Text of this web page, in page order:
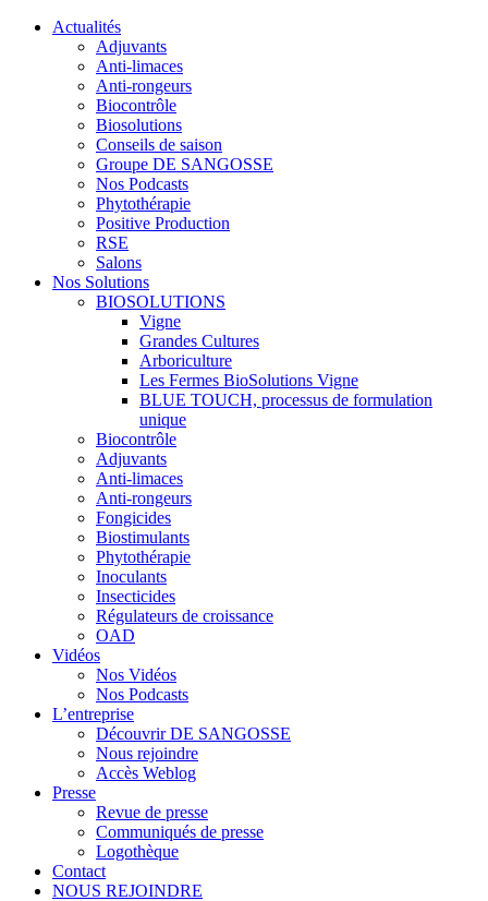
Actualités
Adjuvants
Anti-limaces
Anti-rongeurs
Biocontrôle
Biosolutions
Conseils de saison
Groupe DE SANGOSSE
Nos Podcasts
Phytothérapie
Positive Production
RSE
Salons
Nos Solutions
BIOSOLUTIONS
Vigne
Grandes Cultures
Arboriculture
Les Fermes BioSolutions Vigne
BLUE TOUCH, processus de formulation
unique
Biocontrôle
Adjuvants
Anti-limaces
Anti-rongeurs
Fongicides
Biostimulants
Phytothérapie
Inoculants
Insecticides
Régulateurs de croissance
OAD
Vidéos
Nos Vidéos
Nos Podcasts
L’entreprise
Découvrir DE SANGOSSE
Nous rejoindre
Accès Weblog
Presse
Revue de presse
Communiqués de presse
Logothèque
Contact
NOUS REJOINDRE